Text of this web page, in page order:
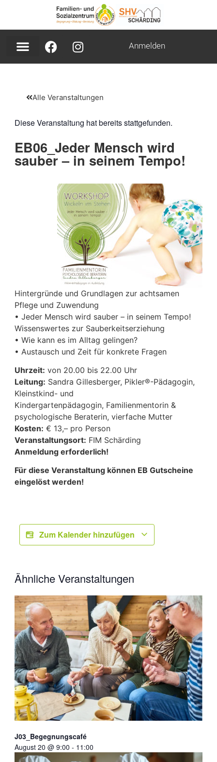
Anmelden
Alle Veranstaltungen
Diese Veranstaltung hat bereits stattgefunden.
EB06_Jeder Mensch wird
sauber – in seinem Tempo!
Hintergründe und Grundlagen zur achtsamen
Pflege und Zuwendung
• Jeder Mensch wird sauber – in seinem Tempo!
Wissenswertes zur Sauberkeitserziehung
• Wie kann es im Alltag gelingen?
• Austausch und Zeit für konkrete Fragen
Uhrzeit: von 20.00 bis 22.00 Uhr
Leitung: Sandra Gillesberger, Pikler®-Pädagogin,
Kleinstkind- und
Kindergartenpädagogin, Familienmentorin &
psychologische Beraterin, vierfache Mutter
Kosten: € 13,– pro Person
Veranstaltungsort: FIM Schärding
Anmeldung erforderlich!
Für diese Veranstaltung können EB Gutscheine
eingelöst werden!
Zum Kalender hinzufügen
Ähnliche Veranstaltungen
J03_Begegnungscafé
August 20 @ 9:00 - 11:00